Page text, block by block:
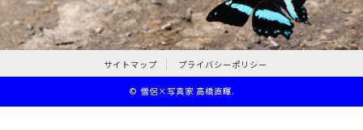
サイトマップ プライバシーポリシー
© 僧侶×写真家 高橋直暉.